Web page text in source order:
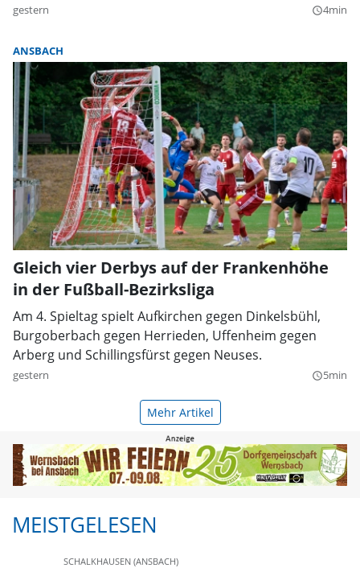
gestern query_builder4min
ANSBACH
Gleich vier Derbys auf der Frankenhöhe
in der Fußball-Bezirksliga
Am 4. Spieltag spielt Aufkirchen gegen Dinkelsbühl,
Burgoberbach gegen Herrieden, Uffenheim gegen
Arberg und Schillingsfürst gegen Neuses.
gestern query_builder5min
Mehr Artikel
MEISTGELESEN
SCHALKHAUSEN (ANSBACH)